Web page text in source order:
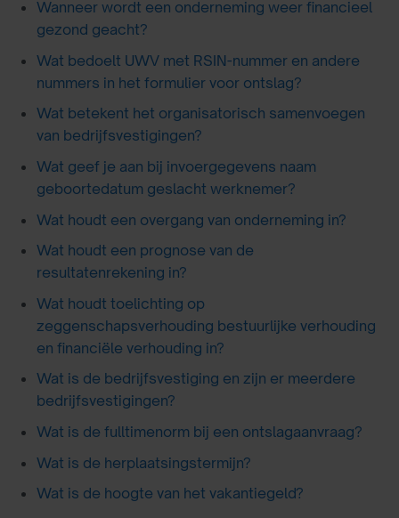
Wanneer wordt een onderneming weer financieel
gezond geacht?
Wat bedoelt UWV met RSIN-nummer en andere
nummers in het formulier voor ontslag?
Wat betekent het organisatorisch samenvoegen
van bedrijfsvestigingen?
Wat geef je aan bij invoergegevens naam
geboortedatum geslacht werknemer?
Wat houdt een overgang van onderneming in?
Wat houdt een prognose van de
resultatenrekening in?
Wat houdt toelichting op
zeggenschapsverhouding bestuurlijke verhouding
en financiële verhouding in?
Wat is de bedrijfsvestiging en zijn er meerdere
bedrijfsvestigingen?
Wat is de fulltimenorm bij een ontslagaanvraag?
Wat is de herplaatsingstermijn?
Wat is de hoogte van het vakantiegeld?